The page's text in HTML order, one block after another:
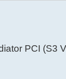
PCI (S3